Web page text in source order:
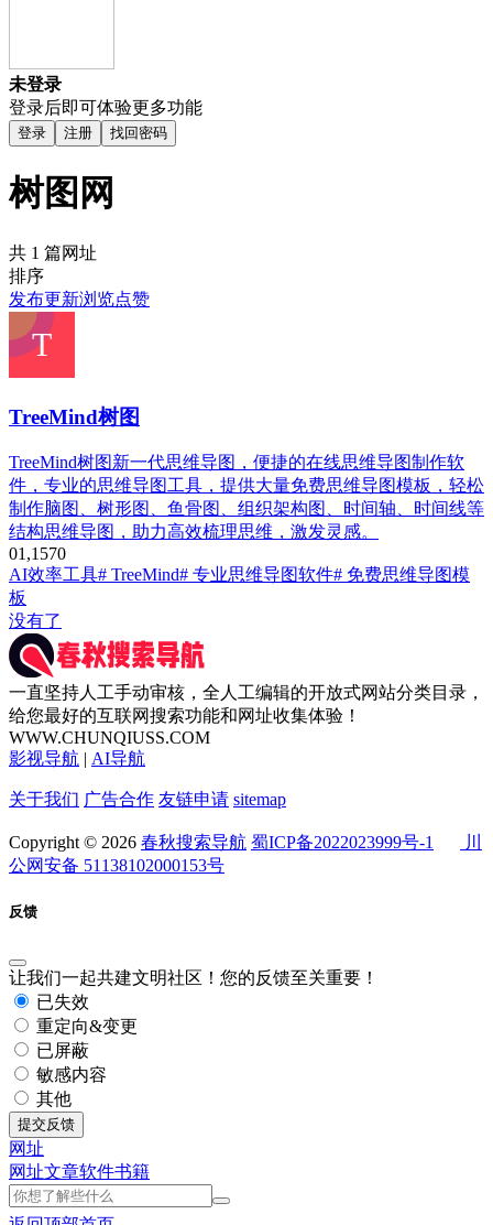
未登录
登录后即可体验更多功能
登录 注册 找回密码
树图网
共 1 篇网址
排序
发布更新浏览点赞
TreeMind树图
TreeMind树图新一代思维导图，便捷的在线思维导图制作软
件，专业的思维导图工具，提供大量免费思维导图模板，轻松
制作脑图、树形图、鱼骨图、组织架构图、时间轴、时间线等
结构思维导图，助力高效梳理思维，激发灵感。
01,1570
AI效率工具# TreeMind# 专业思维导图软件# 免费思维导图模
板
没有了
一直坚持人工手动审核，全人工编辑的开放式网站分类目录，
给您最好的互联网搜索功能和网址收集体验！
WWW.CHUNQIUSS.COM
影视导航 | AI导航
关于我们 广告合作 友链申请 sitemap
Copyright © 2026 春秋搜索导航 蜀ICP备2022023999号-1
川
公网安备 51138102000153号
反馈
让我们一起共建文明社区！您的反馈至关重要！
已失效
重定向&变更
已屏蔽
敏感内容
其他
提交反馈
网址
网址文章软件书籍